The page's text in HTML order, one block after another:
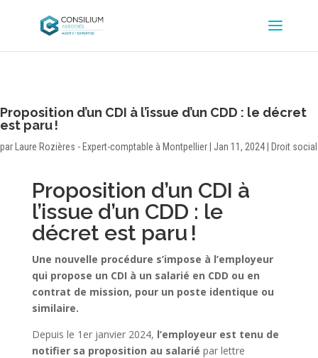
Proposition d’un CDI à l’issue d’un CDD : le décret
est paru !
par Laure Rozières - Expert-comptable à Montpellier Jan 11, 2024 Droit social
Proposition d’un CDI à
l’issue d’un CDD : le
décret est paru !
Une nouvelle procédure s’impose à l’employeur
qui propose un CDI à un salarié en CDD ou en
contrat de mission, pour un poste identique ou
similaire.
Depuis le 1er janvier 2024, l’employeur est tenu de
notifier sa proposition au salarié par lettre